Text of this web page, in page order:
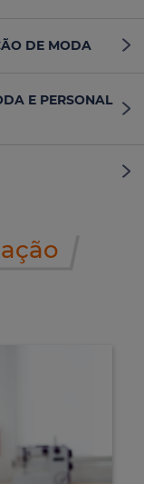
DE MODA
E PERSONAL